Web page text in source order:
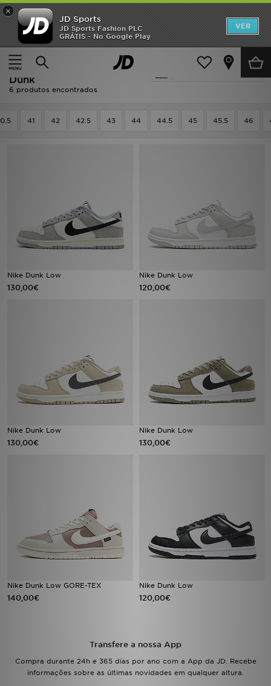
×
JD Sports
JD Sports Fashion PLC
GRÁTIS - No Google Play
VER
Página principal
Homem Calçado de Homem
Actualizar a pesquisa
Calçado de Homem - Nike
Dunk
6 produtos encontrados
41 42 42.5 43 44 44.5 45 45.5 46
Nike Dunk Low
130,00€
Nike Dunk Low
120,00€
Nike Dunk Low
130,00€
Nike Dunk Low
130,00€
Nike Dunk Low GORE-TEX
140,00€
Nike Dunk Low
120,00€
Transfere a nossa App
Compra durante 24h e 365 dias por ano com a App da JD. Recebe
informações sobre as últimas novidades em qualquer altura.
INÍCIO
Promoções
NOVIDADES
DESPORTO
FUTEBOL JD
VER MARCAS
BLOG
ESTADO DO TEU PEDIDO
TRABALHA CONNOSCO
FAQs